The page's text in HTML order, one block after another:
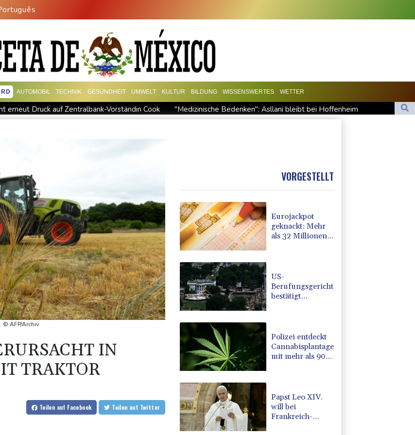
AUTOMOBIL TECHNIK GESUNDHEIT UMWELT KULTUR BILDUNG WISSENSWERTES WETTER
erneut Druck auf Zentralbank-Vorständin Cook
"Medizinische Bedenken": Asllani bleibt bei Hoffenheim
US-Senat stimmt für verschärfte Sanktionen gegen Russland
© AFP/Archiv
IN
TRAKTOR
Teilen auf Facebook Teilen auf Twitter
VORGESTELLT
Eurojackpot
geknackt: Mehr
als 32 Millionen
US-
Berufungsgericht
bestätigt
Ballsaal-Plänen
Polizei entdeckt
Cannabisplantage
mit mehr als 900
Papst Leo XIV.
will bei
Frankreich-